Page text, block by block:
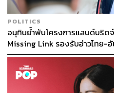
POLITICS
อนุทินย้ำพับโครงการแลนด์บริด
Missing Link รองรับอ่าวไทย-